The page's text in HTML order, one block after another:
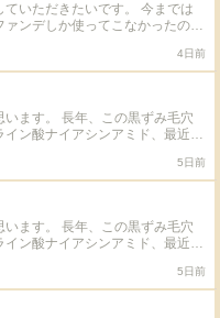
いただきたいです。 今までは
ンデしか使ってこなかったので
がイマイチに見えてしまうよう
換えようと考えています。しか
は肌荒れがさらに悪化するだけ
いました。 実際揺らぎやすい
ノリが良いということもなんと
スキンケアではどれも肌に対し
状態にするには、新しくある程
と考えています。ですが単にフ
イメージがあり、効果が出ない
。 母親は聞き齧った程度の知
クをしていなかったらしく、友
まり参考になりません。 高校
のかファンデなのか、もしおす
4日前
ます。 長年、この黒ずみ毛穴
ン酸ナイアシンアミド、最近コ
で継続していますが使った日は
わらず黒いです。朝はミシャの
スキンケア直後は目立ちにくい
まいます。 オススメのスキン
5日前
ます。 長年、この黒ずみ毛穴
ン酸ナイアシンアミド、最近コ
で継続していますが使った日は
わらず黒いです。朝はミシャの
スキンケア直後は目立ちにくい
まいます。 オススメのスキン
5日前